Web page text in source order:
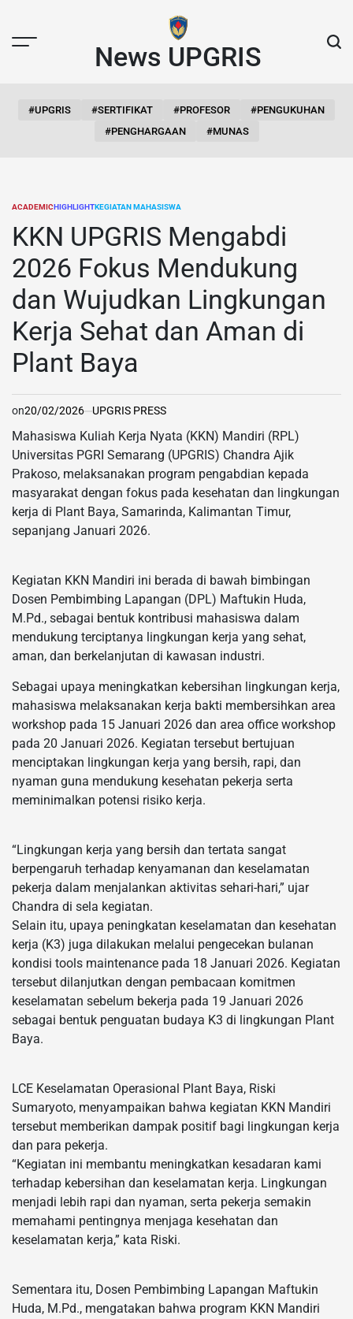
content
News UPGRIS
#UPGRIS #SERTIFIKAT #PROFESOR
#PENGUKUHAN
#PENGHARGAAN
#MUNAS
POSTED
ACADEMICHIGHLIGHTKEGIATAN MAHASISWA
KKN UPGRIS Mengabdi
2026 Fokus Mendukung
dan Wujudkan Lingkungan
Kerja Sehat dan Aman di
Plant Baya
on20/02/2026 UPGRIS PRESS
Mahasiswa Kuliah Kerja Nyata (KKN) Mandiri (RPL)
Universitas PGRI Semarang (UPGRIS) Chandra Ajik
Prakoso, melaksanakan program pengabdian kepada
masyarakat dengan fokus pada kesehatan dan lingkungan
kerja di Plant Baya, Samarinda, Kalimantan Timur,
sepanjang Januari 2026.
Kegiatan KKN Mandiri ini berada di bawah bimbingan
Dosen Pembimbing Lapangan (DPL) Maftukin Huda,
M.Pd., sebagai bentuk kontribusi mahasiswa dalam
mendukung terciptanya lingkungan kerja yang sehat,
aman, dan berkelanjutan di kawasan industri.
Sebagai upaya meningkatkan kebersihan lingkungan kerja,
mahasiswa melaksanakan kerja bakti membersihkan area
workshop pada 15 Januari 2026 dan area office workshop
pada 20 Januari 2026. Kegiatan tersebut bertujuan
menciptakan lingkungan kerja yang bersih, rapi, dan
nyaman guna mendukung kesehatan pekerja serta
meminimalkan potensi risiko kerja.
“Lingkungan kerja yang bersih dan tertata sangat
berpengaruh terhadap kenyamanan dan keselamatan
pekerja dalam menjalankan aktivitas sehari-hari,” ujar
Chandra di sela kegiatan.
Selain itu, upaya peningkatan keselamatan dan kesehatan
kerja (K3) juga dilakukan melalui pengecekan bulanan
kondisi tools maintenance pada 18 Januari 2026. Kegiatan
tersebut dilanjutkan dengan pembacaan komitmen
keselamatan sebelum bekerja pada 19 Januari 2026
sebagai bentuk penguatan budaya K3 di lingkungan Plant
Baya.
LCE Keselamatan Operasional Plant Baya, Riski
Sumaryoto, menyampaikan bahwa kegiatan KKN Mandiri
tersebut memberikan dampak positif bagi lingkungan kerja
dan para pekerja.
“Kegiatan ini membantu meningkatkan kesadaran kami
terhadap kebersihan dan keselamatan kerja. Lingkungan
menjadi lebih rapi dan nyaman, serta pekerja semakin
memahami pentingnya menjaga kesehatan dan
keselamatan kerja,” kata Riski.
Sementara itu, Dosen Pembimbing Lapangan Maftukin
Huda, M.Pd., mengatakan bahwa program KKN Mandiri